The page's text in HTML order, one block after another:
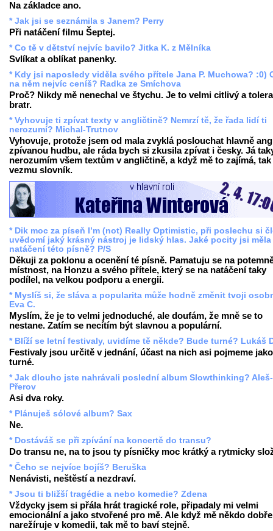
Na základce ano.
* Jak jsi se seznámila s Janem? Perry
Při natáčení filmu Šeptej.
* Co tě v dětství nejvíc bavilo? Jitka K. z Mělníka
Svlíkat a oblíkat panenky.
* Kdy jsi naposledy viděla svého přítele Jana P. Muchowa? :0)
na něm nejvíc ceníš? Radka ze Smíchova
Proč? Nikdy mě nenechal ve štychu. Je to velmi citlivý a
bratr.
* Vyhovuje ti zpívat texty v angličtině? Nemrzí tě, že řada lidí ti
nerozumí? Michal-Trutnov
Vyhovuje, protože jsem od mala zvyklá poslouchat hlavně
zpívanou hudbu, ale ráda bych si zkusila zpívat i česky. Já
nerozumím všem textům v angličtině, a když mě to zajímá, tak
vezmu slovník.
* Dik moc za píseň I’m (not) Really Optimistic, při poslechu si
uvědomí jaký krásný nástroj je lidský hlas. Jaké pocity jsi měla
natáčení této písně? P/S
Děkuji za poklonu a ocenění té písně. Pamatuju se na
místnost, na Honzu a svého přítele, který se na natáčení taky
podílel, na velkou podporu a energii.
* Myslíš si, že sláva a popularita může hodně změnit tvoji
Eva C.
Myslím, že je to velmi jednoduché, ale doufám, že mně se to
nestane. Zatím se necítím být slavnou a populární.
* Blíží se letní festivaly, uvidíme tě někde? Bude turné? Lukáš
Festivaly jsou určitě v jednání, účast na nich asi pojmeme jako
turné.
* Jak dlouho jste nahrávali poslední album Slowthinking? Aleš-
Přerov
Asi dva roky.
* Plánuješ sólové album? Sax
Ne.
* Dostáváš se při zpívání na koncertě do transu?
Do transu ne, na to jsou ty písničky moc krátký a rytmicky
* Čeho se nejvíce bojíš? Beruška
Nenávisti, neštěstí a nezdraví.
* Jsou ti bližší tragédie a nebo komedie? Zdena
Vždycky jsem si přála hrát tragické role, připadaly mi velmi
emocionální a jako stvořené pro mě. Ale když mě někdo dobře
narežíruje v komedii, tak mě to baví stejně.